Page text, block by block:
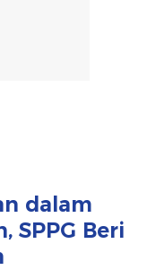
dalam
SPPG Beri